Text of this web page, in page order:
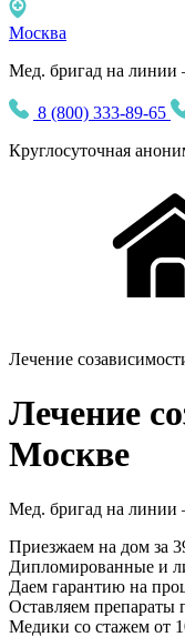
Москва
Мед. бригад на линии
8 (800) 333-89-65
Круглосуточная
Лечение
Лечение
Москве
Мед. бригад на линии
Приезжаем на дом за
Дипломированные и
Даем гарантию на
Оставляем препараты
Медики со стажем от